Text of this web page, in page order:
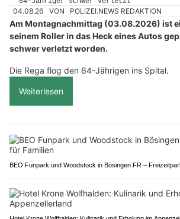
04.08.26 VON POLIZEI.NEWS REDAKTION
Am Montagnachmittag (03.08.2026) ist
seinem Roller in das Heck eines Autos
schwer verletzt worden.
Die Rega flog den 64-Jährigen ins Spital.
Weiterlesen
BEO Funpark und Woodstock in Bösingen FR –